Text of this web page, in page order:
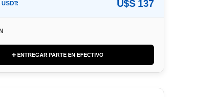
U$S 137
➕ ENTREGAR PARTE EN EFECTIVO